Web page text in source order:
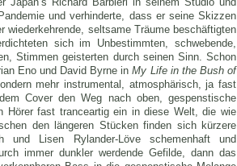
und verhinderte, dass er seine Skizzen
seltsame Träume beschäftigten
sich im Unbestimmten, schwebende,
Stimmen geisterten durch seinen Sinn. Schon
Eno und David Byrne inMy Life in the Bush of
mehr instrumental, atmosphärisch, ja fast
Cover den Weg nach oben, gespenstische
fast tranceartig ein in diese Welt, die wie
den längeren Stücken finden sich kürzere
Lisen Rylander-Löve schemenhaft und
immer dunkler werdende Gefilde, dann das